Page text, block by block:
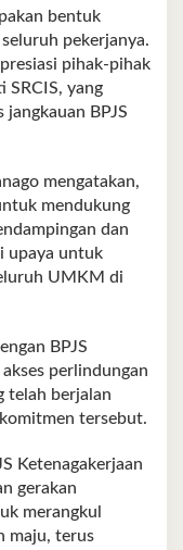
bentuk
pekerjanya.
pihak-pihak
SRCIS, yang
BPJS
mengatakan,
mendukung
dan
upaya untuk
UMKM di
BPJS
perlindungan
telah berjalan
tersebut.
Ketenagakerjaan
gerakan
merangkul
maju, terus